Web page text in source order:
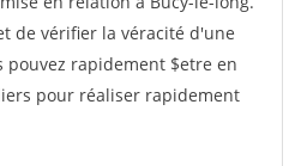
de vérifier la véracité d'une
pouvez rapidement $etre en
pour réaliser rapidement